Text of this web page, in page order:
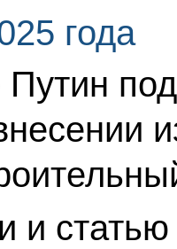
года
и статью